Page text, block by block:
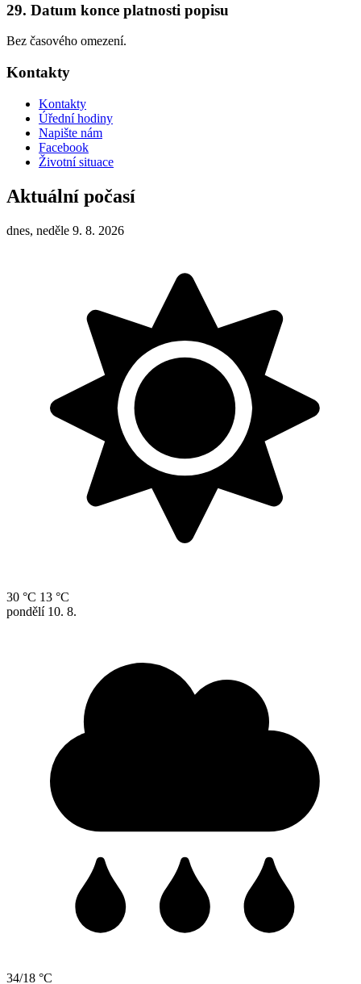
29. Datum konce platnosti popisu
Bez časového omezení.
Kontakty
Kontakty
Úřední hodiny
Napište nám
Facebook
Životní situace
Aktuální počasí
dnes, neděle 9. 8. 2026
30 °C 13 °C
pondělí 10. 8.
34/18 °C